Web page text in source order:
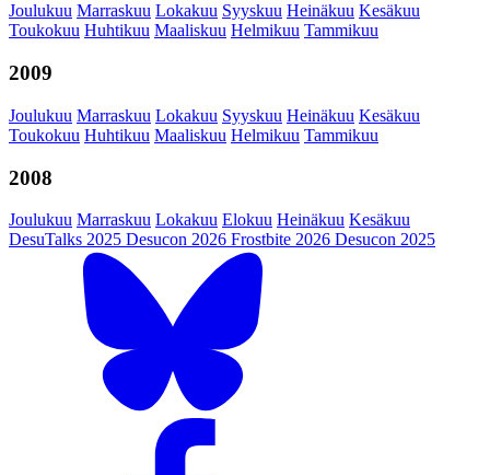
Joulukuu Marraskuu Lokakuu Syyskuu Heinäkuu Kesäkuu
Toukokuu Huhtikuu Maaliskuu Helmikuu Tammikuu
2009
Joulukuu Marraskuu Lokakuu Syyskuu Heinäkuu Kesäkuu
Toukokuu Huhtikuu Maaliskuu Helmikuu Tammikuu
2008
Joulukuu Marraskuu Lokakuu Elokuu Heinäkuu Kesäkuu
DesuTalks 2025 Desucon 2026 Frostbite 2026 Desucon 2025